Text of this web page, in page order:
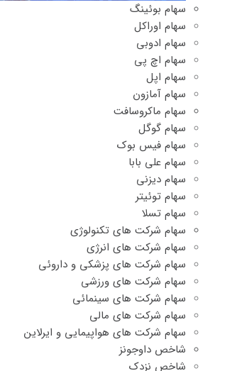
سهام بوئینگ
سهام اوراکل
سهام ادوبی
سهام اچ پی
سهام اپل
سهام آمازون
سهام ماکروسافت
سهام گوگل
سهام فیس بوک
سهام علی بابا
سهام دیزنی
سهام توئیتر
سهام تسلا
سهام شرکت های تکنولوژی
سهام شرکت های انرژی
سهام شرکت های پزشکی و داروئی
سهام شرکت های ورزشی
سهام شرکت های سینمائی
سهام شرکت های مالی
سهام شرکت های هواپیمایی و ایرلاین
شاخص داوجونز
شاخص نزدک